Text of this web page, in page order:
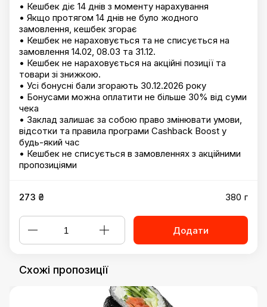
• Кешбек діє 14 днів з моменту нарахування
• Якщо протягом 14 днів не було жодного
замовлення, кешбек згорає
• Кешбек не нараховується та не списується на
замовлення 14.02, 08.03 та 31.12.
• Кешбек не нараховується на акційні позиції та
товари зі знижкою.
• Усі бонусні бали згорають 30.12.2026 року
• Бонусами можна оплатити не більше 30% від суми
чека
• Заклад залишає за собою право змінювати умови,
відсотки та правила програми Cashback Boost у
будь-який час
• Кешбек не списується в замовленнях з акційними
пропозиціями
273 ₴ 380 г
Додати
Схожі пропозиції